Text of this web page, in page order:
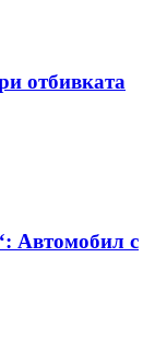
отбивката
Автомобил с